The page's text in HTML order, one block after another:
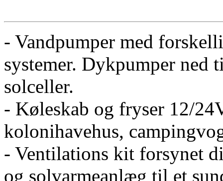
- Vandpumper med
systemer. Dykpumper ned
solceller.
- Køleskab og fryser 12/
kolonihavehus,
- Ventilations kit forsynet
og solvarmeanlæg til et